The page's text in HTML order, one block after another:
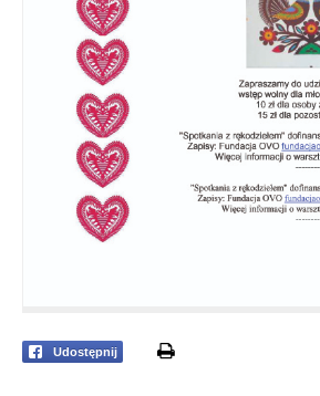
Udostępnij print